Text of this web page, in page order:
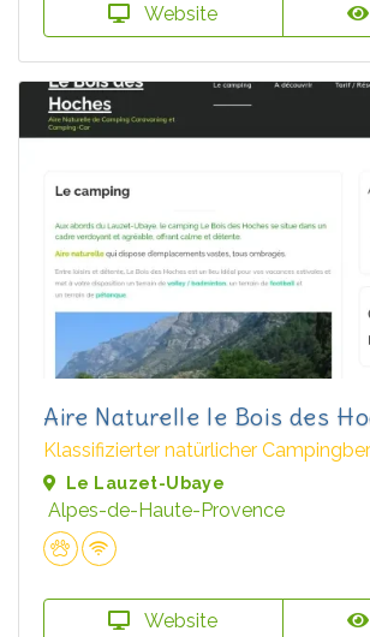
Website
Aire Naturelle le Bois des
Klassifizierter natürlicher
Le Lauzet-Ubaye
Alpes-de-Haute-Provence
Website